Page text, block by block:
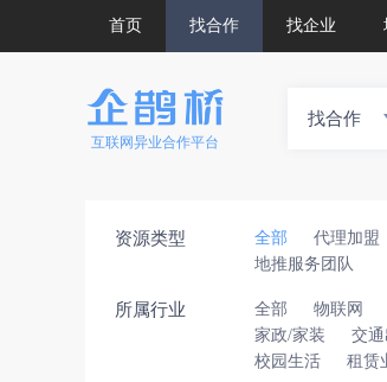
首页 找合作 找企业
互联网异业合作平台
找合作
资源类型 全部 代理加盟
地推服务团队
所属行业 全部 物联网
家政/家装
交
校园生活
租赁